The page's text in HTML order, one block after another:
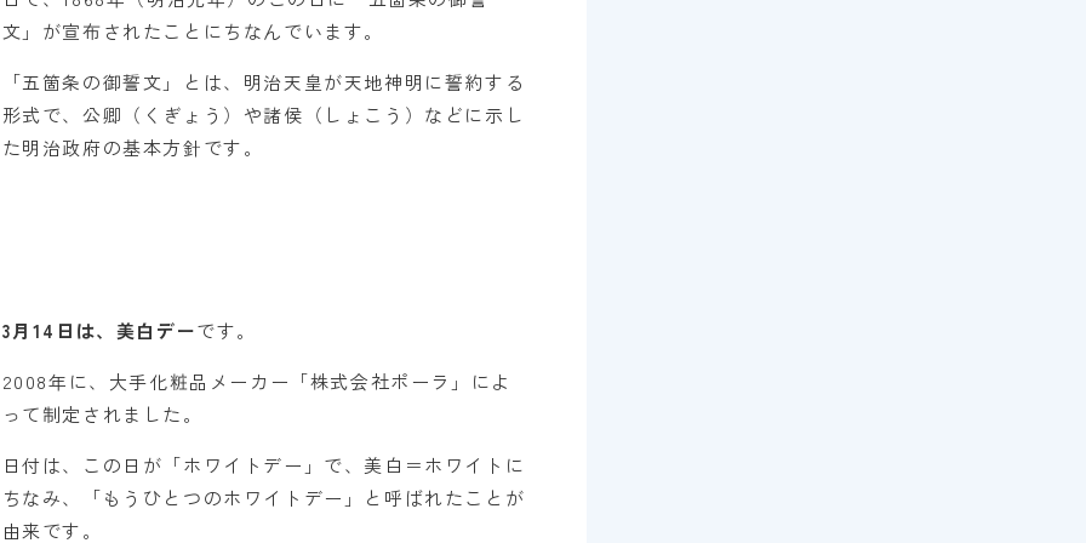
文」が宣布されたことにちなんでいます。
「五箇条の御誓文」とは、明治天皇が天地神明に誓約する
形式で、公卿（くぎょう）や諸侯（しょこう）などに示し
た明治政府の基本方針です。
3月14日は、美白デーです。
2008年に、大手化粧品メーカー「株式会社ポーラ」によ
って制定されました。
日付は、この日が「ホワイトデー」で、美白＝ホワイトに
ちなみ、「もうひとつのホワイトデー」と呼ばれたことが
由来です。